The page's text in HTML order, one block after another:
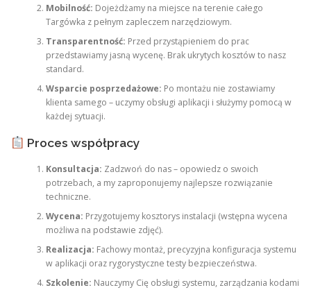
Mobilność: Dojeżdżamy na miejsce na terenie całego
Targówka z pełnym zapleczem narzędziowym.
Transparentność: Przed przystąpieniem do prac
przedstawiamy jasną wycenę. Brak ukrytych kosztów to nasz
standard.
Wsparcie posprzedażowe: Po montażu nie zostawiamy
klienta samego – uczymy obsługi aplikacji i służymy pomocą w
każdej sytuacji.
Proces współpracy
Konsultacja: Zadzwoń do nas – opowiedz o swoich
potrzebach, a my zaproponujemy najlepsze rozwiązanie
techniczne.
Wycena: Przygotujemy kosztorys instalacji (wstępna wycena
możliwa na podstawie zdjęć).
Realizacja: Fachowy montaż, precyzyjna konfiguracja systemu
w aplikacji oraz rygorystyczne testy bezpieczeństwa.
Szkolenie: Nauczymy Cię obsługi systemu, zarządzania kodami